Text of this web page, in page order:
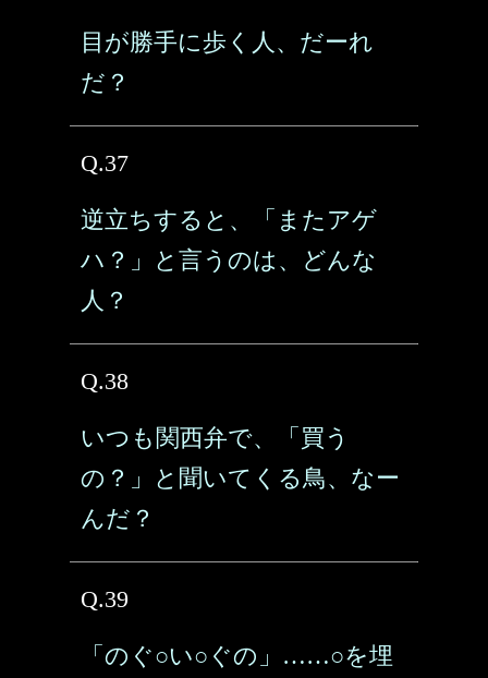
目が勝手に歩く人、だーれ
だ？
Q.37
逆立ちすると、「またアゲ
ハ？」と言うのは、どんな
人？
Q.38
いつも関西弁で、「買う
の？」と聞いてくる鳥、なー
んだ？
Q.39
「のぐ○い○ぐの」……○を埋